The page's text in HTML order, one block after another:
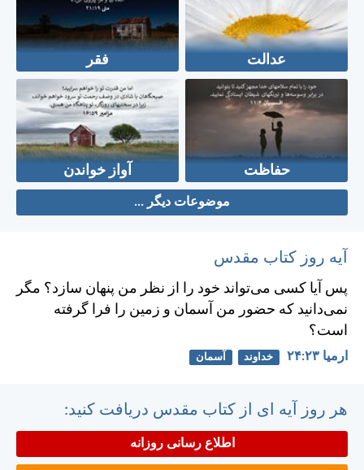
عدالت فقر
حفاظت آواز خواندن
موضوعات دیگر ...
آیه روز کتاب مقدس
پس آيا كسی می‌تواند خود را از نظر من پنهان سازد؟ مگر
نمی‌دانيد كه حضور من آسمان و زمين را فرا گرفته
است؟
ارميا ۲۳:‏۲۴ خداوند آسمان
هر روز آیه ای از کتاب مقدس دریافت کنید:
اطلاع رسانی روزانه